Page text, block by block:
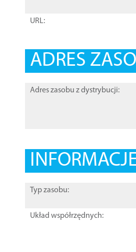
URL:
ADRES
Adres zasobu z dystrybucji:
Typ zasobu:
Układ współrzędnych: